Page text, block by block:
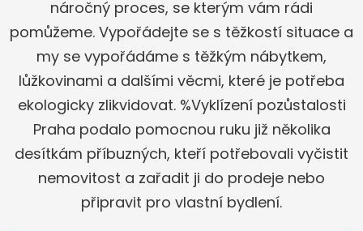
náročný proces, se kterým vám rádi
pomůžeme. Vypořádejte se s těžkostí situace a
my se vypořádáme s těžkým nábytkem,
lůžkovinami a dalšími věcmi, které je potřeba
ekologicky zlikvidovat. %Vyklízení pozůstalosti
Praha podalo pomocnou ruku již několika
desítkám příbuzných, kteří potřebovali vyčistit
nemovitost a zařadit ji do prodeje nebo
připravit pro vlastní bydlení.